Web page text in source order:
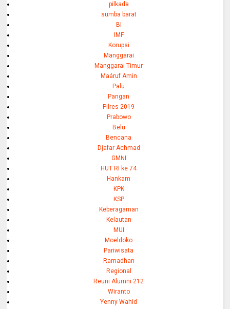
pilkada
sumba barat
BI
IMF
Korupsi
Manggarai
Manggarai Timur
Maáruf Amin
Palu
Pangan
Pilres 2019
Prabowo
Belu
Bencana
Djafar Achmad
GMNI
HUT RI ke 74
Hankam
KPK
KSP
Keberagaman
Kelautan
MUI
Moeldoko
Pariwisata
Ramadhan
Regional
Reuni Alumni 212
Wiranto
Yenny Wahid